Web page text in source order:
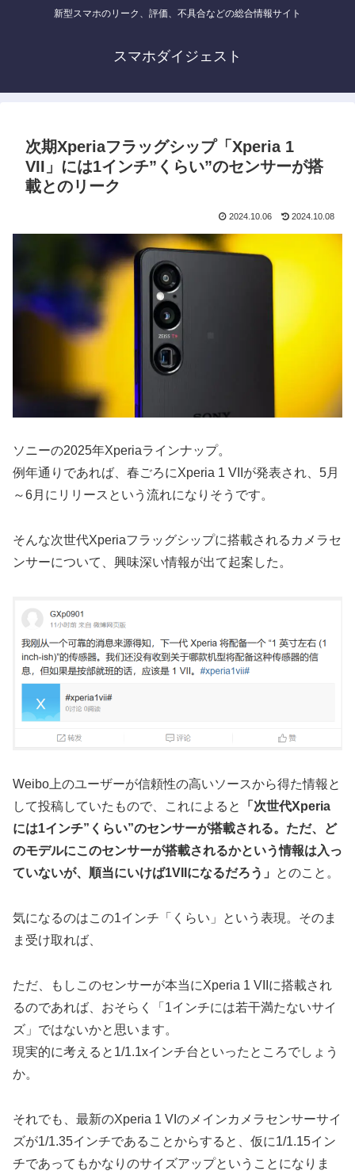
新型スマホのリーク、評価、不具合などの総合情報サイト
スマホダイジェスト
次期Xperiaフラッグシップ「Xperia 1
VII」には1インチ”くらい”のセンサーが搭
載とのリーク
2024.10.06 2024.10.08
ソニーの2025年Xperiaラインナップ。
例年通りであれば、春ごろにXperia 1 VIIが発表され、5月
～6月にリリースという流れになりそうです。
そんな次世代Xperiaフラッグシップに搭載されるカメラセ
ンサーについて、興味深い情報が出て起案した。
Weibo上のユーザーが信頼性の高いソースから得た情報と
して投稿していたもので、これによると
「次世代Xperia
には1インチ”くらい”のセンサーが搭載される。ただ、ど
のモデルにこのセンサーが搭載されるかという情報は入っ
ていないが、順当にいけば1VIIになるだろう」
とのこと。
気になるのはこの1インチ「くらい」という表現。そのま
ま受け取れば、
ただ、もしこのセンサーが本当にXperia 1 VIIに搭載され
るのであれば、おそらく「1インチには若干満たないサイ
ズ」ではないかと思います。
現実的に考えると1/1.1xインチ台といったところでしょう
か。
それでも、最新のXperia 1 VIのメインカメラセンサーサイ
ズが1/1.35インチであることからすると、仮に1/1.15イン
チであってもかなりのサイズアップということになりま